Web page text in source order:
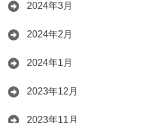
2024年3月
2024年2月
2024年1月
2023年12月
2023年11月